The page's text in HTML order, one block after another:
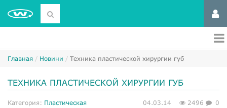
Главная Новини Техника пластической хирургии губ
ТЕХНИКА ПЛАСТИЧЕСКОЙ ХИРУРГИИ ГУБ
Категория: Пластическая
04.03.14 2496 0